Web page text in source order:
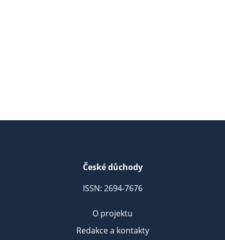
České důchody
ISSN: 2694-7676
O projektu
Redakce a kontakty